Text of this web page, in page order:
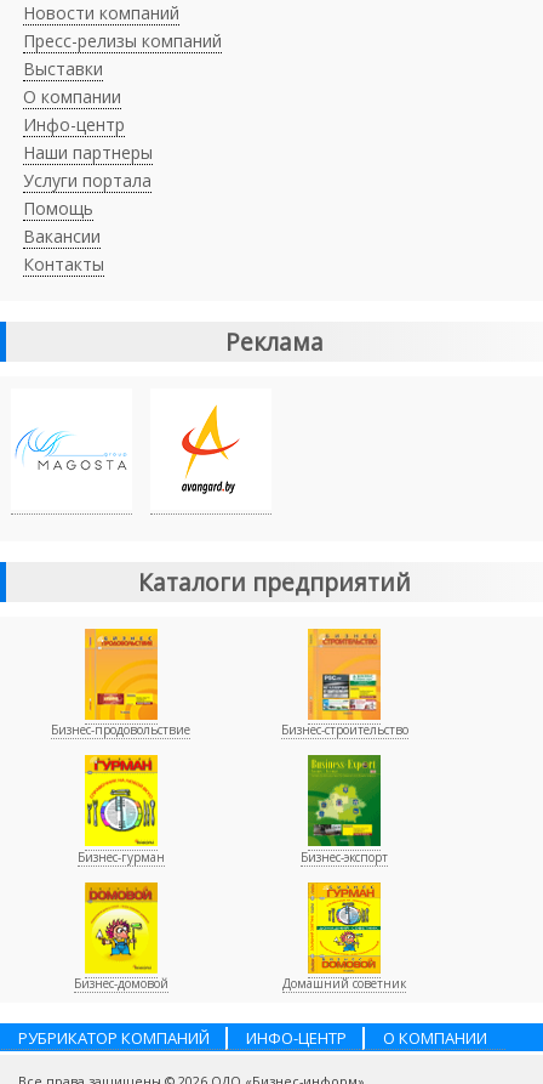
Новости компаний
Пресс-релизы компаний
Выставки
О компании
Инфо-центр
Наши партнеры
Услуги портала
Помощь
Вакансии
Контакты
Реклама
Каталоги предприятий
Бизнес-продовольствие Бизнес-строительство
Бизнес-гурман Бизнес-экспорт
Бизнес-домовой Домашний советник
РУБРИКАТОР КОМПАНИЙ ИНФО-ЦЕНТР
О КОМПАНИИ